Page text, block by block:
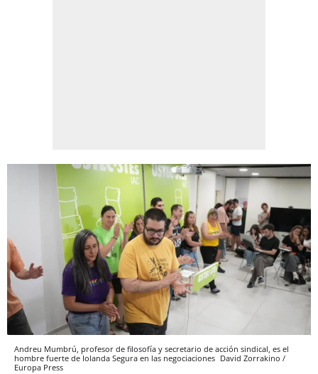
Andreu Mumbrú, profesor de filosofía y secretario de acción sindical, es el
hombre fuerte de Iolanda Segura en las negociaciones David Zorrakino /
Europa Press